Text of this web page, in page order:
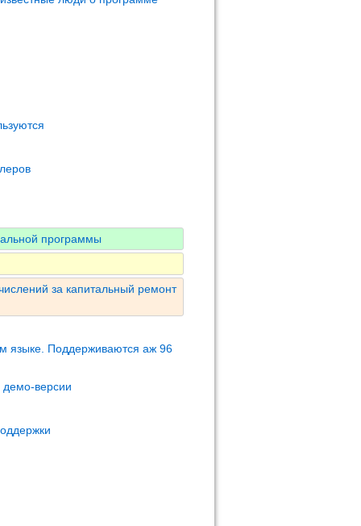
программы
за капитальный ремонт
языке. Поддерживаются аж 96
демо-версии